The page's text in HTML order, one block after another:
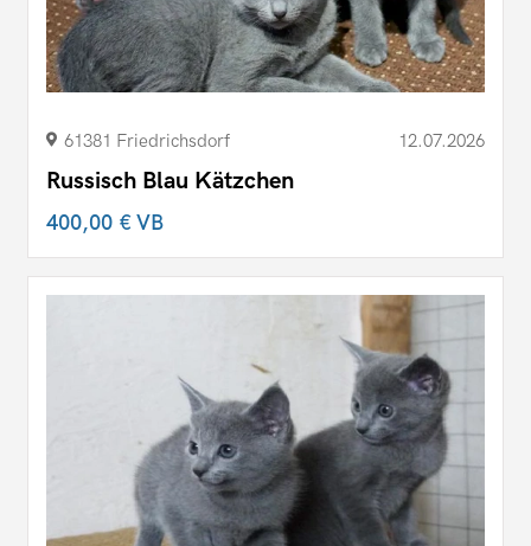
61381 Friedrichsdorf 12.07.2026
Russisch Blau Kätzchen
400,00 €VB